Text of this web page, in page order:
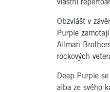
vlastní
Obzvlášť v
Purple
Allman
rockových
Deep Purple
alba ze svého